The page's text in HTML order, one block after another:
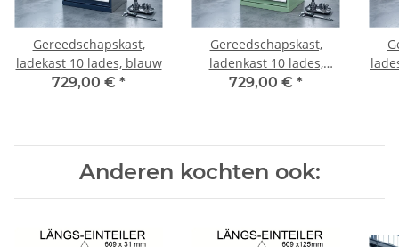
Gereedschapskast,
ladekast 10 lades, blauw
729,00 € *
Gereedschapskast,
ladenkast 10 lades,
groen
729,00 € *
Anderen kochten ook: